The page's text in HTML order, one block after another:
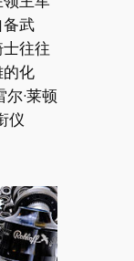
武
往往
化
·莱顿
仪